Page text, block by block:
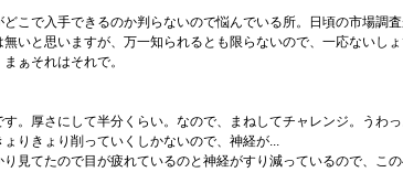
こで入手できるのか判らないので悩んでいる所。日頃の市場調査
いと思いますが、万一知られるとも限らないので、一応ないし
ぁそれはそれで。
。厚さにして半分くらい。なので、まねしてチャレンジ。うわ
りきょり削っていくしかないので、神経が...
見てたので目が疲れているのと神経がすり減っているので、この